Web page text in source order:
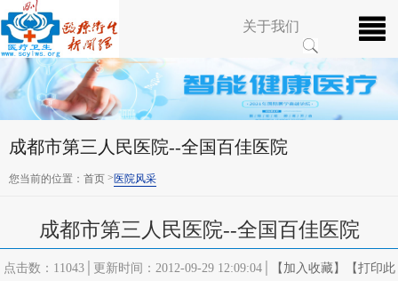
关于我们
成都市第三人民医院--全国百佳医院
您当前的位置： 首页 >医院风采
成都市第三人民医院--全国百佳医院
点击数：11043│更新时间：2012-09-29 12:09:04│ 【加入收藏】
【打印此